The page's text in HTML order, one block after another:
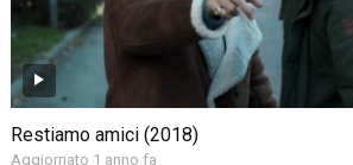
Restiamo amici (2018)
Aggiornato 1 anno fa